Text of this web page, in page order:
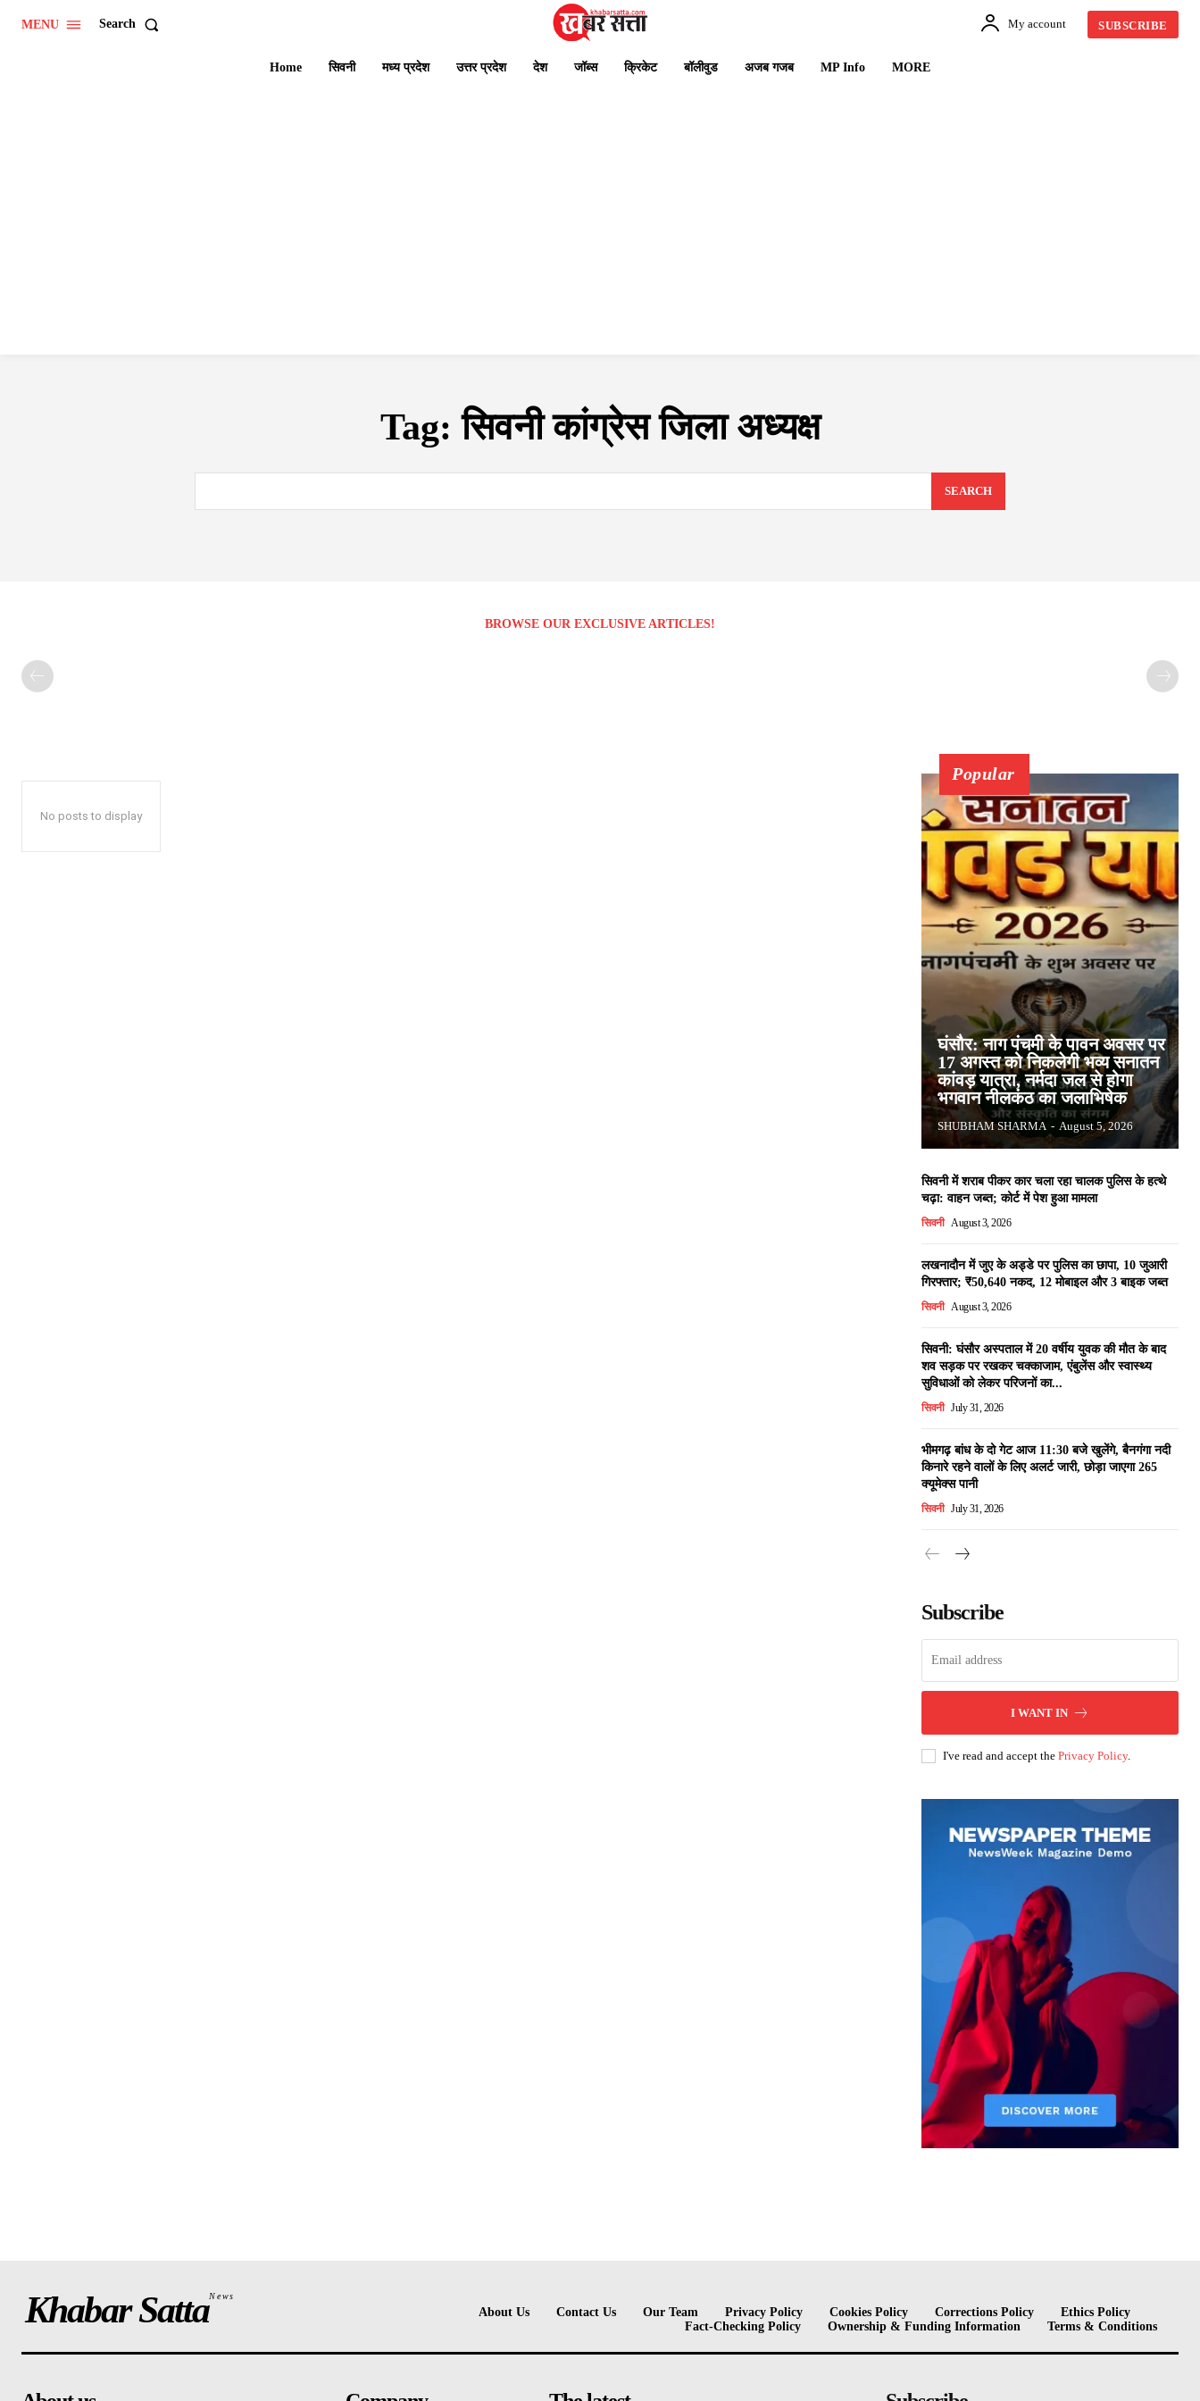
MENU Search My account SUBSCRIBE
Home सिवनी मध्य प्रदेश उत्तर प्रदेश देश जॉब्स क्रिकेट बॉलीवुड अजब गजब MP Info MORE
Tag:सिवनी कांग्रेस जिला अध्यक्ष
SEARCH
BROWSE OUR EXCLUSIVE ARTICLES!
No posts to display
Popular
घंसौर: नाग पंचमी के पावन अवसर पर
17 अगस्त को निकलेगी भव्य सनातन
कांवड़ यात्रा, नर्मदा जल से होगा
भगवान नीलकंठ का जलाभिषेक
SHUBHAM SHARMA - August 5, 2026
सिवनी में शराब पीकर कार चला रहा चालक पुलिस के हत्थे
चढ़ा: वाहन जब्त; कोर्ट में पेश हुआ मामला
सिवनी August 3, 2026
लखनादौन में जुए के अड्डे पर पुलिस का छापा, 10 जुआरी
गिरफ्तार; ₹50,640 नकद, 12 मोबाइल और 3 बाइक जब्त
सिवनी August 3, 2026
सिवनी: घंसौर अस्पताल में 20 वर्षीय युवक की मौत के बाद
शव सड़क पर रखकर चक्काजाम, एंबुलेंस और स्वास्थ्य
सुविधाओं को लेकर परिजनों का...
सिवनी July 31, 2026
भीमगढ़ बांध के दो गेट आज 11:30 बजे खुलेंगे, बैनगंगा नदी
किनारे रहने वालों के लिए अलर्ट जारी, छोड़ा जाएगा 265
क्यूमेक्स पानी
सिवनी July 31, 2026
Subscribe
I WANT IN
I've read and accept the Privacy Policy.
Khabar SattaNews
About Us Contact Us Our Team Privacy Policy Cookies Policy Corrections Policy
Ethics Policy
Fact-Checking Policy
Ownership & Funding Information Terms & Conditions